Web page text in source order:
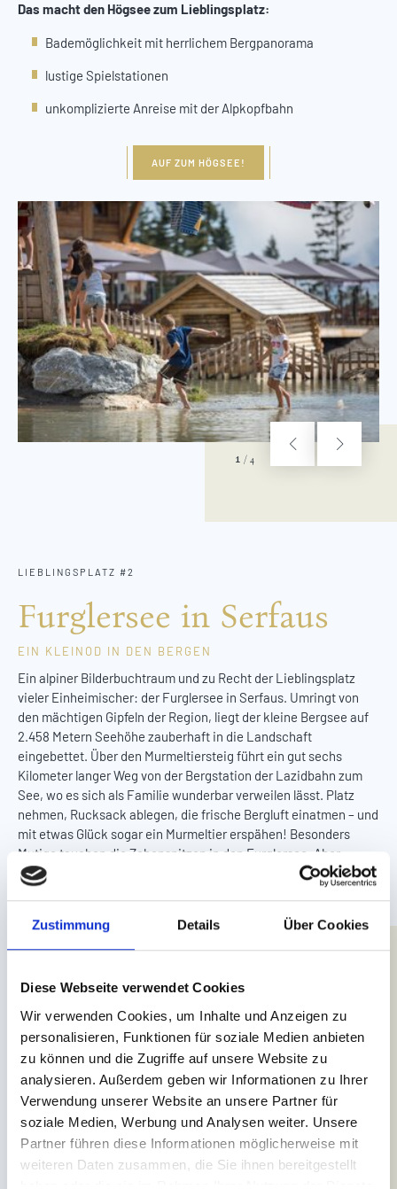
Zustimmung Details Über Cookies
Diese Webseite verwendet Cookies
Wir verwenden Cookies, um Inhalte und Anzeigen zu
personalisieren, Funktionen für soziale Medien anbieten
zu können und die Zugriffe auf unsere Website zu
analysieren. Außerdem geben wir Informationen zu Ihrer
Verwendung unserer Website an unsere Partner für
soziale Medien, Werbung und Analysen weiter. Unsere
Partner führen diese Informationen möglicherweise mit
weiteren Daten zusammen, die Sie ihnen bereitgestellt
Das macht den Högsee zum Lieblingsplatz:
Bademöglichkeit mit herrlichem Bergpanorama
lustige Spielstationen
unkomplizierte Anreise mit der Alpkopfbahn
AUF ZUM HÖGSEE!
1 / 4
LIEBLINGSPLATZ #2
Furglersee in Serfaus
EIN KLEINOD IN DEN BERGEN
Ein alpiner Bilderbuchtraum und zu Recht der Lieblingsplatz
vieler Einheimischer: der Furglersee in Serfaus. Umringt von
den mächtigen Gipfeln der Region, liegt der kleine Bergsee auf
2.458 Metern Seehöhe zauberhaft in die Landschaft
eingebettet. Über den Murmeltiersteig führt ein gut sechs
Kilometer langer Weg von der Bergstation der Lazidbahn zum
See, wo es sich als Familie wunderbar verweilen lässt. Platz
nehmen, Rucksack ablegen, die frische Bergluft einatmen – und
mit etwas Glück sogar ein Murmeltier erspähen! Besonders
Mutige tauchen die Zehenspitzen in den Furglersee. Aber
Achtung: erfrischend!
Das macht den Furglersee zum Lieblingsplatz:
malerische Lage auf 2.450 Metern Seehöhe
WANDERUNG ZUR FURGLERSEE PLANEN